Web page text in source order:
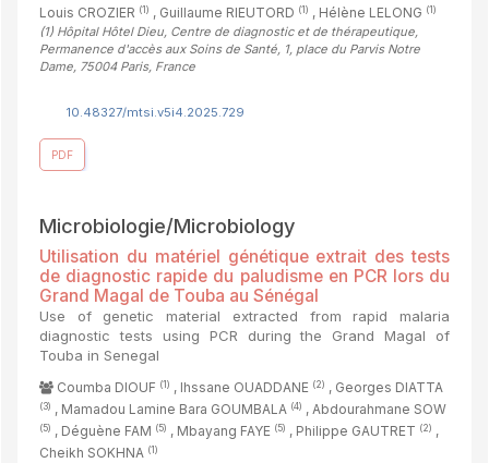
Louis CROZIER (1) , Guillaume RIEUTORD (1) , Hélène LELONG (1)
(1) Hôpital Hôtel Dieu, Centre de diagnostic et de thérapeutique,
Permanence d'accès aux Soins de Santé, 1, place du Parvis Notre
Dame, 75004 Paris, France
10.48327/mtsi.v5i4.2025.729
PDF
Microbiologie/Microbiology
Utilisation du matériel génétique extrait des tests
de diagnostic rapide du paludisme en PCR lors du
Grand Magal de Touba au Sénégal
Use of genetic material extracted from rapid malaria
diagnostic tests using PCR during the Grand Magal of
Touba in Senegal
Coumba DIOUF (1) , Ihssane OUADDANE (2) , Georges DIATTA
(3) , Mamadou Lamine Bara GOUMBALA (4) , Abdourahmane SOW
(5) , Déguène FAM (5) , Mbayang FAYE (5) , Philippe GAUTRET (2) ,
Cheikh SOKHNA (1)